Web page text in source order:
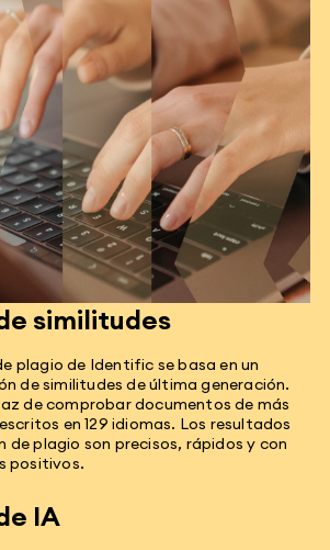
similitudes
plagio de Identific se basa en un
de similitudes de última generación.
de comprobar documentos de más
en 129 idiomas. Los resultados
de plagio son precisos, rápidos y con
positivos.
IA